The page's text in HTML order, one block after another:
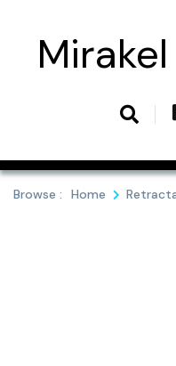
content
Browse : Home